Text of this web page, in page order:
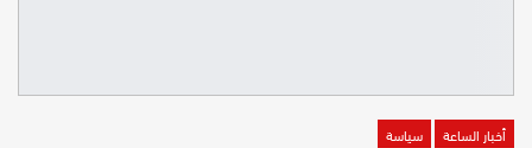
أخبار الساعة سياسة